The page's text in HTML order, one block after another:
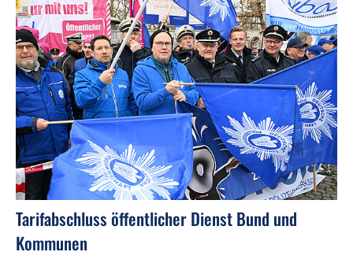
Tarifabschluss öffentlicher Dienst Bund und
Kommunen